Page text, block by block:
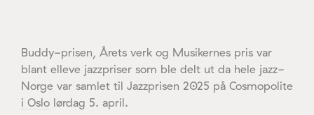
Buddy-prisen, Årets verk og Musikernes pris var
blant elleve jazzpriser som ble delt ut da hele jazz-
Norge var samlet til Jazzprisen 2025 på Cosmopolite
i Oslo lørdag 5. april.